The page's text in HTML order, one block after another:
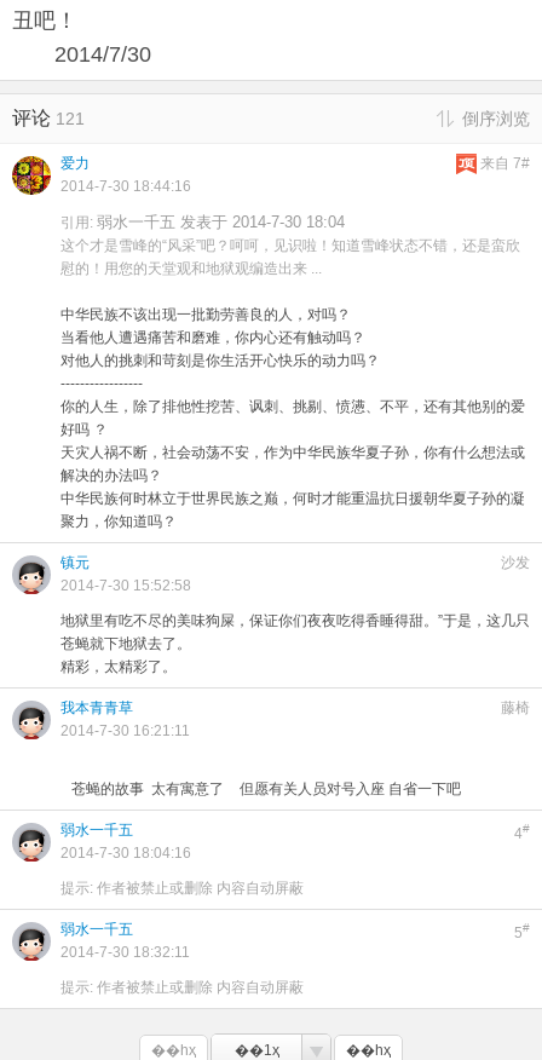
丑吧！
2014/7/30
评论 121 倒序浏览
来自 7#
爱力
2014-7-30 18:44:16
引用: 弱水一千五 发表于 2014-7-30 18:04
这个才是雪峰的“风采”吧？呵呵，见识啦！知道雪峰状态不错，还是蛮欣
慰的！用您的天堂观和地狱观编造出来 ...
中华民族不该出现一批勤劳善良的人，对吗？
当看他人遭遇痛苦和磨难，你内心还有触动吗？
对他人的挑刺和苛刻是你生活开心快乐的动力吗？
-----------------
你的人生，除了排他性挖苦、讽刺、挑剔、愤懑、不平，还有其他别的爱
好吗 ？
天灾人祸不断，社会动荡不安，作为中华民族华夏子孙，你有什么想法或
解决的办法吗？
中华民族何时林立于世界民族之巅，何时才能重温抗日援朝华夏子孙的凝
聚力，你知道吗？
沙发
镇元
2014-7-30 15:52:58
地狱里有吃不尽的美味狗屎，保证你们夜夜吃得香睡得甜。”于是，这几只
苍蝇就下地狱去了。
精彩，太精彩了。
藤椅
我本青青草
2014-7-30 16:21:11
苍蝇的故事 太有寓意了 但愿有关人员对号入座 自省一下吧
4#
弱水一千五
2014-7-30 18:04:16
提示: 作者被禁止或删除 内容自动屏蔽
5#
弱水一千五
2014-7-30 18:32:11
提示: 作者被禁止或删除 内容自动屏蔽
��һҳ ��1ҳ ��һҳ